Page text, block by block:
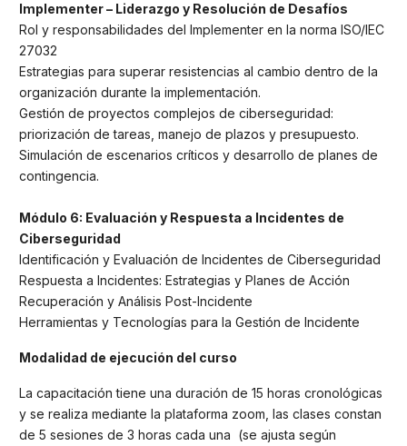
Implementer – Liderazgo y Resolución de Desafíos
Rol y responsabilidades del Implementer en la norma ISO/IEC
27032
Estrategias para superar resistencias al cambio dentro de la
organización durante la implementación.
Gestión de proyectos complejos de ciberseguridad:
priorización de tareas, manejo de plazos y presupuesto.
Simulación de escenarios críticos y desarrollo de planes de
contingencia.
Módulo 6: Evaluación y Respuesta a Incidentes de
Ciberseguridad
Identificación y Evaluación de Incidentes de Ciberseguridad
Respuesta a Incidentes: Estrategias y Planes de Acción
Recuperación y Análisis Post-Incidente
Herramientas y Tecnologías para la Gestión de Incidente
Modalidad de ejecución del curso
La capacitación tiene una duración de 15 horas cronológicas
y se realiza mediante la plataforma zoom, las clases constan
de 5 sesiones de 3 horas cada una (se ajusta según